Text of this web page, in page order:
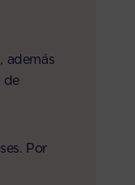
además
de
Por